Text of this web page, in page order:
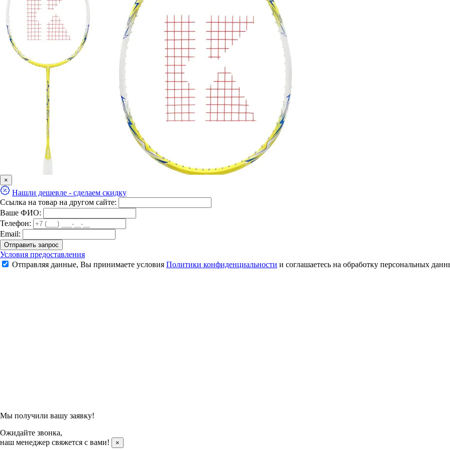
Ракетка для бадминтона Kumpoo 520A(S) (Yellow)
2 790 ₽
×
Нашли дешевле - сделаем скидку
Ссылка на товар на другом сайте:
Ваше ФИО:
Телефон:
Email:
Отправить запрос
Условия предоставления
Отправляя данные, Вы принимаете условия Политики конфиденциальности и соглашаетесь на обработку персональных
Мы получили вашу заявку!
Ожидайте звонка,
наш менеджер свяжется с вами!
×